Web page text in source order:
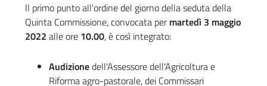
Il primo punto all'ordine del giorno della seduta della
Quinta Commissione, convocata permartedì 3 maggio
2022 alle ore 10.00, è così integrato:
Audizionedell'Assessore dell'Agricoltura e
Riforma agro-pastorale, dei Commissari